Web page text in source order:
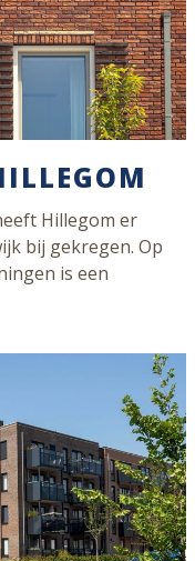
Hillegom er
bij gekregen. Op
is een